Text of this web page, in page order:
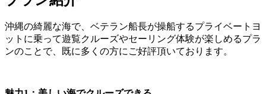
沖縄の綺麗な海で、ベテラン船長が操船するプライベートヨ
ットに乗って遊覧クルーズやセーリング体験が楽しめるプラ
ンのことで、既に多くの方にご好評頂いております。